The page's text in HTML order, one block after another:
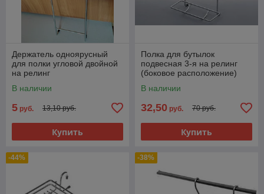
Держатель одноярусный
для полки угловой двойной
на релинг
В наличии
5 руб. 13,10 руб.
Купить
Полка для бутылок
подвесная 3-я на релинг
(боковое расположение)
В наличии
32,50 руб. 70 руб.
Купить
-44% -38%